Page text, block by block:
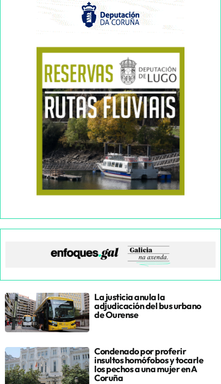
La justicia anula la
adjudicación del bus urbano
de Ourense
Condenado por proferir
insultos homófobos y tocarle
los pechos a una mujer en A
Coruña